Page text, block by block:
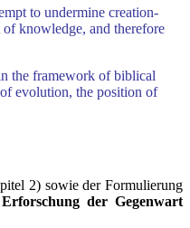
to undermine creation-
knowledge, and therefore
the framework of biblical
evolution, the position of
2) sowie der Formulierung
der Gegenwart